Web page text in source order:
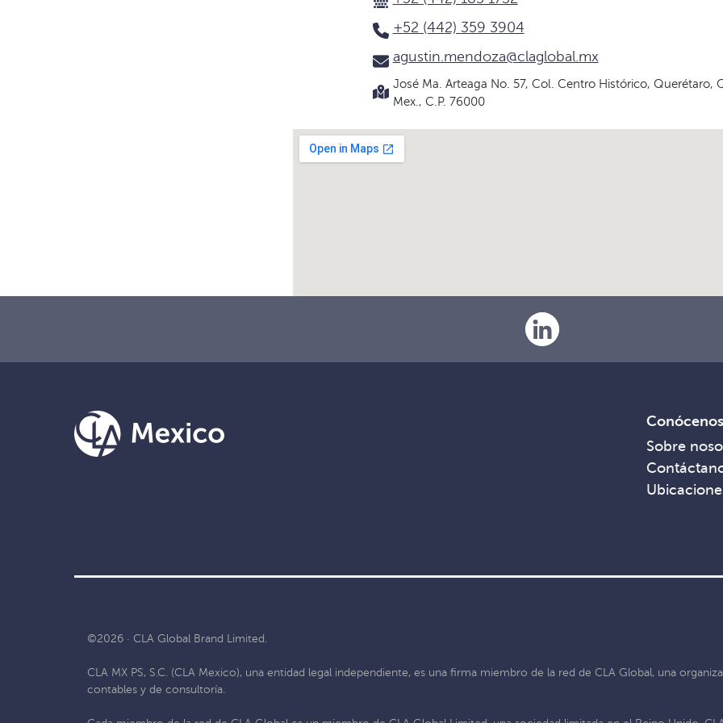
+52 (442) 359 3904
agustin.mendoza@claglobal.mx
José Ma. Arteaga No. 57, Col. Centro Histórico, Querétaro,
Mex., C.P. 76000
Conócenos
Sobre
©2026 · CLA Global Brand Limited.
CLA MX PS, S.C. (CLA Mexico), una entidad legal independiente, es una firma miembro de la red de CLA Global, una
contables y de consultoría.